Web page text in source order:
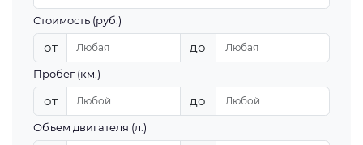
Стоимость (руб.)
от до
Пробег (км.)
от до
Объем двигателя (л.)